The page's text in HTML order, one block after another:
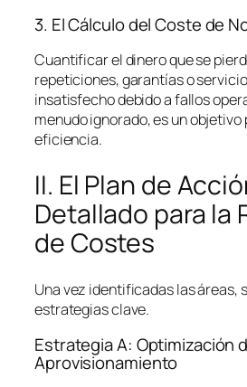
3. El Cálculo del Coste de
Cuantificar el dinero que se
repeticiones, garantías o
insatisfecho debido a fallos
menudo ignorado, es un objetivo
eficiencia.
II. El Plan de
Detallado para la
de Costes
Una vez identificadas las áreas,
estrategias clave.
Estrategia A: Optimización
Aprovisionamiento